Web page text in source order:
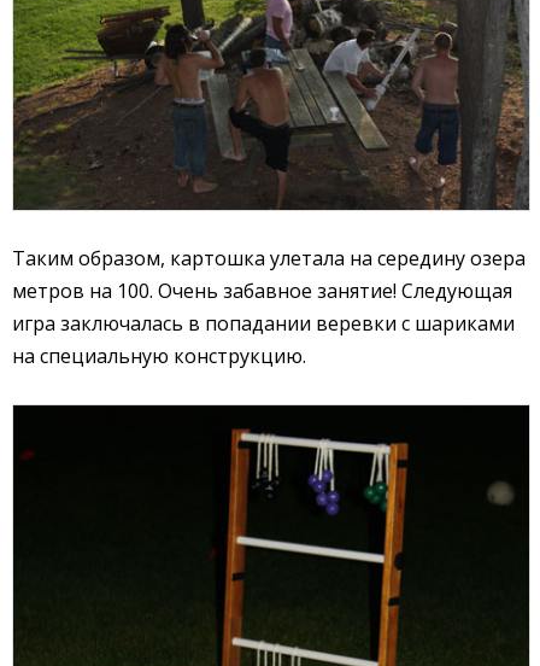
Таким образом, картошка улетала на середину озера
метров на 100. Очень забавное занятие! Следующая
игра заключалась в попадании веревки с шариками
на специальную конструкцию.